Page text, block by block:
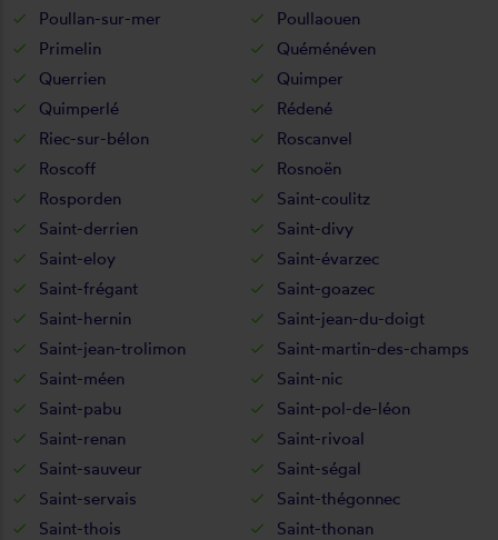
Poullan-sur-mer
Poullaouen
Primelin
Quéménéven
Querrien
Quimper
Quimperlé
Rédené
Riec-sur-bélon
Roscanvel
Roscoff
Rosnoën
Rosporden
Saint-coulitz
Saint-derrien
Saint-divy
Saint-eloy
Saint-évarzec
Saint-frégant
Saint-goazec
Saint-hernin
Saint-jean-du-doigt
Saint-jean-trolimon
Saint-martin-des-champs
Saint-méen
Saint-nic
Saint-pabu
Saint-pol-de-léon
Saint-renan
Saint-rivoal
Saint-sauveur
Saint-ségal
Saint-servais
Saint-thégonnec
Saint-thois
Saint-thonan